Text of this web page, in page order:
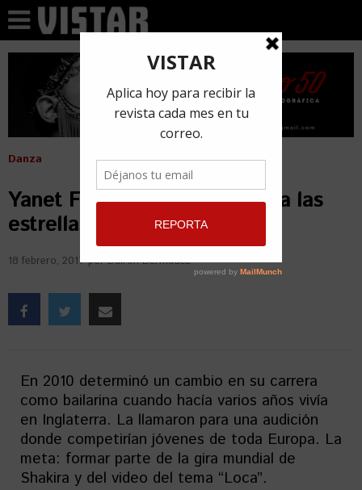
Danza
Yanet Fuentes le pone salsa a las
estrellas
18 febrero, 2017 porDairon Bermúdez
En 2010 determinó un cambio en su carrera
como bailarina cuando hacía varios años vivía
en Inglaterra. La llamaron para una audición
donde competirían jóvenes de toda Europa. La
meta: formar parte de la gira mundial de
Shakira y del video del tema “Loca”.